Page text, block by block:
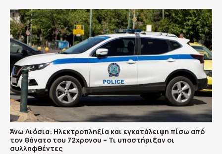
Άνω Λιόσια: Ηλεκτροπληξία και εγκατάλειψη πίσω από
τον θάνατο του 72χρονου – Τι υποστήριξαν οι
συλληφθέντες